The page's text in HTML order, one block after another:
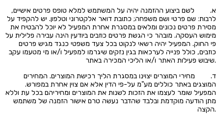
א. לשם ביצוע ההזמנה יהיה על המשתמש למלא טופס פרטים אישיים,
לרבות: שם פרטי ושם משפחה; כתובת דואר אלקטרוני וטלפון. יש להקפיד על
מסירת פרטים נכונים ומלאים במסגרת אחרת המפעיל לא יוכל להבטיח את
מימוש העסקה. מובהר כי הגשת פרטים כוזבים ביודעין הינה עבירה פלילית על
פי החוק. המפעיל יהיה רשאי לנקוט בכל צעד משפטי כנגד מגיש פרטים
כוזבים, כולל פנייה לערכאות בגין נזקים שיגרמו למפעיל ו/או מי מטעמו עקב
שיבוש פעילות האתר ו/או הליכי המכירה באתר.
ד. מחירי המוצרים יצוינו במסגרת הליך רכישת המוצרים. המחירים
המוצגים באתר כוללים מע"מ על-פי הדין אלא אם צוין אחרת במפורש.
המפעיל שומר לעצמו את הזכות לשנות את המוצרים ומחיריהם בכל עת וללא
מתן הודעה מוקדמת ובלבד שהדבר נעשה טרם אישור הזמנה של משתמש
הקצה.